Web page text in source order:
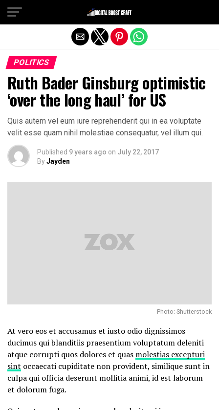
POLITICS
Ruth Bader Ginsburg optimistic
‘over the long haul’ for US
Quis autem vel eum iure reprehenderit qui in ea voluptate
velit esse quam nihil molestiae consequatur, vel illum qui.
Published 9 years ago on July 22, 2017
ByJayden
Photo: Shutterstock
At vero eos et accusamus et iusto odio dignissimos
ducimus qui blanditiis praesentium voluptatum deleniti
atque corrupti quos dolores et quas molestias excepturi
sint occaecati cupiditate non provident, similique sunt in
culpa qui officia deserunt mollitia animi, id est laborum
et dolorum fuga.
Exit mobile version